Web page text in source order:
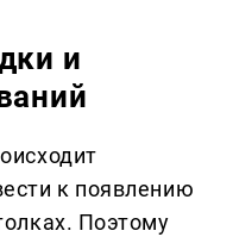
и
к появлению
Поэтому